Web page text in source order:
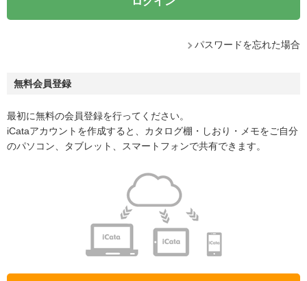
パスワードを忘れた場合
無料会員登録
最初に無料の会員登録を行ってください。
iCataアカウントを作成すると、カタログ棚・しおり・メモをご自分
のパソコン、タブレット、スマートフォンで共有できます。